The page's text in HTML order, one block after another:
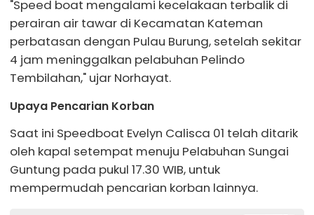
"Speed boat mengalami kecelakaan terbalik di
perairan air tawar di Kecamatan Kateman
perbatasan dengan Pulau Burung, setelah sekitar
4 jam meninggalkan pelabuhan Pelindo
Tembilahan," ujar Norhayat.
Upaya Pencarian Korban
Saat ini Speedboat Evelyn Calisca 01 telah ditarik
oleh kapal setempat menuju Pelabuhan Sungai
Guntung pada pukul 17.30 WIB, untuk
mempermudah pencarian korban lainnya.